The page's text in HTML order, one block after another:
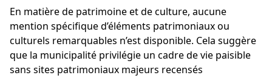
En matière de patrimoine et de culture, aucune
mention spécifique d’éléments patrimoniaux ou
culturels remarquables n’est disponible. Cela suggère
que la municipalité privilégie un cadre de vie paisible
sans sites patrimoniaux majeurs recensés